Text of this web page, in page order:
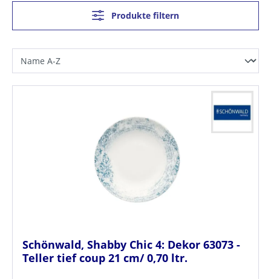
Produkte filtern
Schönwald, Shabby Chic 4: Dekor 63073 -
Teller tief coup 21 cm/ 0,70 ltr.